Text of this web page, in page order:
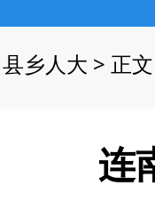
县乡人大 > 正文
连